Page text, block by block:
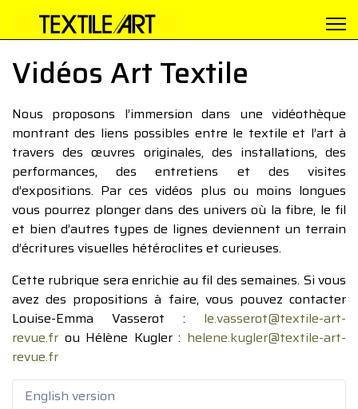
Vidéos Art Textile
Nous proposons l’immersion dans une vidéothèque
montrant des liens possibles entre le textile et l’art à
travers des œuvres originales, des installations, des
performances, des entretiens et des visites
d’expositions. Par ces vidéos plus ou moins longues
vous pourrez plonger dans des univers où la fibre, le fil
et bien d’autres types de lignes deviennent un terrain
d’écritures visuelles hétéroclites et curieuses.
Cette rubrique sera enrichie au fil des semaines. Si vous
avez des propositions à faire, vous pouvez contacter
Louise-Emma Vasserot : le.vasserot@textile-art-
revue.fr ou Hélène Kugler : helene.kugler@textile-art-
revue.fr
English version